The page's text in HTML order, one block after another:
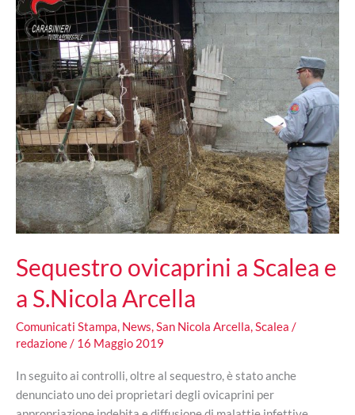
Sequestro ovicaprini a Scalea e
a S.Nicola Arcella
Comunicati Stampa, News,San Nicola Arcella,Scalea /
redazione/ 16 Maggio 2019
In seguito ai controlli, oltre al sequestro, è stato anche
denunciato uno dei proprietari degli ovicaprini per